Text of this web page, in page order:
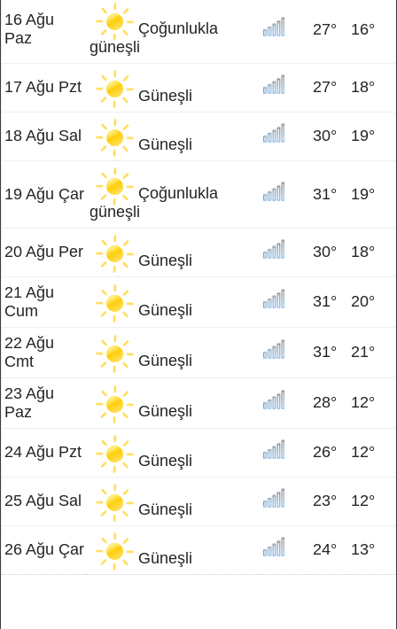
16 Ağu
Paz
Çoğunlukla
güneşli
27° 16°
17 Ağu Pzt Güneşli 27° 18°
18 Ağu Sal Güneşli 30° 19°
19 Ağu Çar
Çoğunlukla
güneşli
31° 19°
20 Ağu Per Güneşli 30° 18°
21 Ağu
Cum
Güneşli 31° 20°
22 Ağu
Cmt
Güneşli 31° 21°
23 Ağu
Paz
Güneşli 28° 12°
24 Ağu Pzt Güneşli 26° 12°
25 Ağu Sal Güneşli 23° 12°
26 Ağu Çar Güneşli 24° 13°